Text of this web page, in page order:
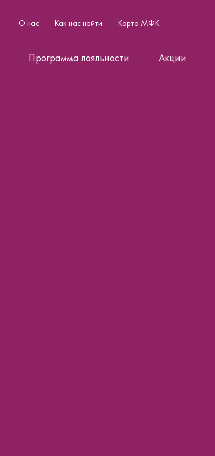
О нас Как нас найти Карта МФК
Программа лояльности Акции